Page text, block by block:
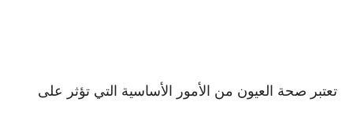
تعتبر صحة العيون من الأمور الأساسية التي تؤثر على